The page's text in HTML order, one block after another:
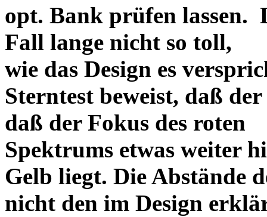
opt. Bank prüfen lassen.
Fall lange nicht so toll,
wie das Design es
Sterntest beweist, daß
daß der Fokus des roten
Spektrums etwas weiter
Gelb liegt. Die Abstände
nicht den im Design